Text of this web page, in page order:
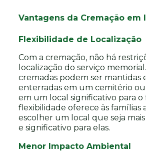
Vantagens da Cremação em
Flexibilidade de Localização
Com a cremação, não há
localização do serviço
cremadas podem ser mantidas
enterradas em um cemitério ou
em um local significativo para o
flexibilidade oferece às famílias
escolher um local que seja
e significativo para elas.
Menor Impacto Ambiental